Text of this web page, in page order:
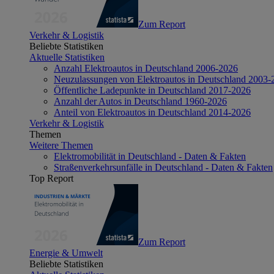
Zum Report
Verkehr & Logistik
Beliebte Statistiken
Aktuelle Statistiken
Anzahl Elektroautos in Deutschland 2006-2026
Neuzulassungen von Elektroautos in Deutschland 2003-
Öffentliche Ladepunkte in Deutschland 2017-2026
Anzahl der Autos in Deutschland 1960-2026
Anteil von Elektroautos in Deutschland 2014-2026
Verkehr & Logistik
Themen
Weitere Themen
Elektromobilität in Deutschland - Daten & Fakten
Straßenverkehrsunfälle in Deutschland - Daten & Fakten
Top Report
Zum Report
Energie & Umwelt
Beliebte Statistiken